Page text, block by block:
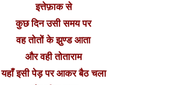
इत्तेफ़ाक से
कुछ दिन उसी समय पर
वह तोतों के झुण्ड आता
और वही तोताराम
यहाँ इसी पेड़ पर आकर बैठ चला